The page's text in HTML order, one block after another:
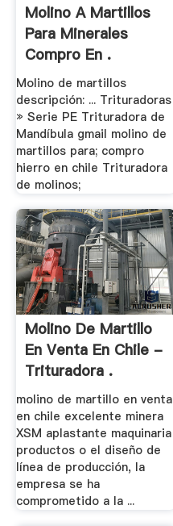
Molino A Martillos
Para Minerales
Compro En .
Molino de martillos
descripción: ... Trituradoras
» Serie PE Trituradora de
Mandíbula gmail molino de
martillos para; compro
hierro en chile Trituradora
de molinos;
Molino De Martillo
En Venta En Chile -
Trituradora .
molino de martillo en venta
en chile excelente minera
XSM aplastante maquinaria
productos o el diseño de
línea de producción, la
empresa se ha
comprometido a la ...